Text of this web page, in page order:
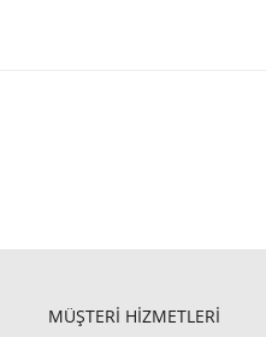
MÜŞTERİ HİZMETLERİ